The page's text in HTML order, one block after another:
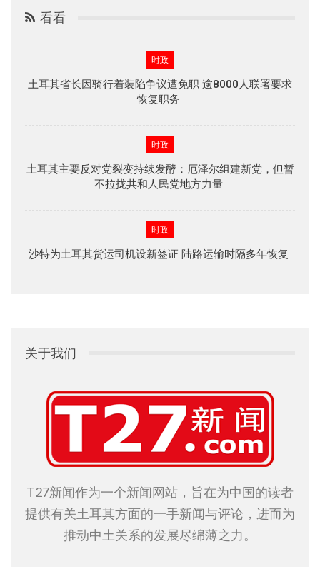
看看
时政
土耳其省长因骑行着装陷争议遭免职 逾8000人联署要求
恢复职务
时政
土耳其主要反对党裂变持续发酵：厄泽尔组建新党，但暂
不拉拢共和人民党地方力量
时政
沙特为土耳其货运司机设新签证 陆路运输时隔多年恢复
关于我们
T27新闻作为一个新闻网站，旨在为中国的读者
提供有关土耳其方面的一手新闻与评论，进而为
推动中土关系的发展尽绵薄之力。